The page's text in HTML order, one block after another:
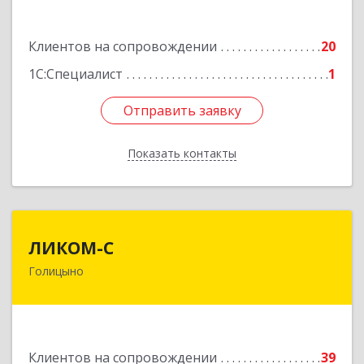
Клиентов на сопровождении
20
1С:Специалист
1
Отправить заявку
Показать контакты
Отправить заявку
Назад
ЛИКОМ-С
Голицыно
Клиентов на сопровождении
39
143040, Московская обл, Одинцовский р-н,
Подробнее